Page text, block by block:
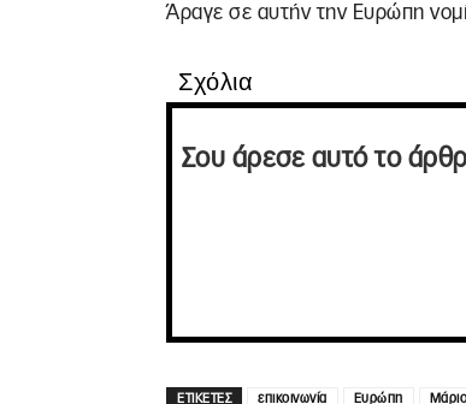
Άραγε σε αυτήν την Ευρώπη
Σχόλια
Σου άρεσε αυτό το
ΕΤΙΚΕΤΕΣ επικοινωνία Ευρώπη